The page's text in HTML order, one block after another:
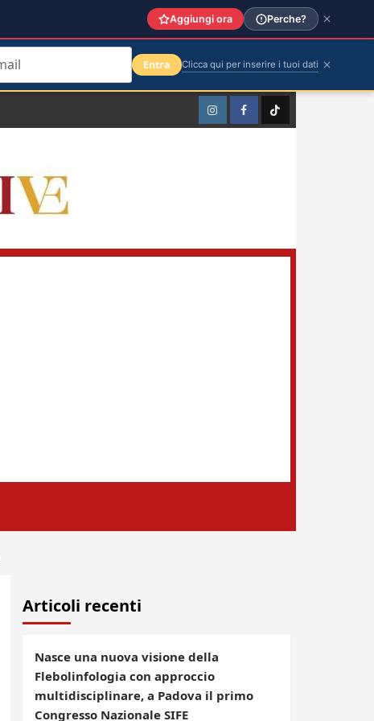
InstagramFacebookTikTok
Articoli recenti
Nasce una nuova visione della
Flebolinfologia con approccio
multidisciplinare, a Padova il primo
Congresso Nazionale SIFE
Aggiungi ora Perche?
Entra Clicca qui per inserire i tuoi dati